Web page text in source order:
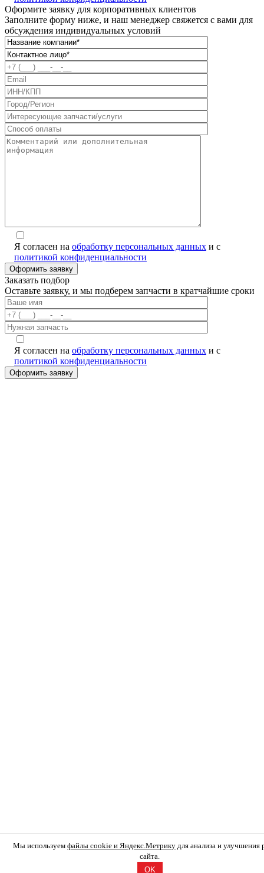
Оформите заявку для корпоративных клиентов
Заполните форму ниже, и наш менеджер свяжется с вами для
обсуждения индивидуальных условий
Я согласен на обработку персональных данных и с
политикой конфиденциальности
Заказать подбор
Оставьте заявку, и мы подберем запчасти в кратчайшие сроки
Я согласен на обработку персональных данных и с
политикой конфиденциальности
Мы используем файлы cookie и Яндекс.Метрику для анализа и улучшения
сайта.
OK